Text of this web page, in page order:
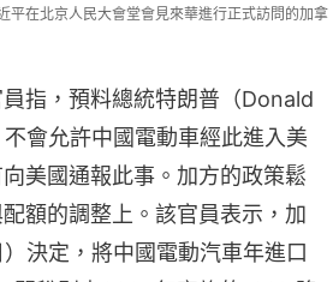
平在北京人民大會堂會見來華進行正式訪問的加拿
指，預料總統特朗普（Donald
會允許中國電動車經此進入美
美國通報此事。加方的政策鬆
額的調整上。該官員表示，加
決定，將中國電動汽車年進口